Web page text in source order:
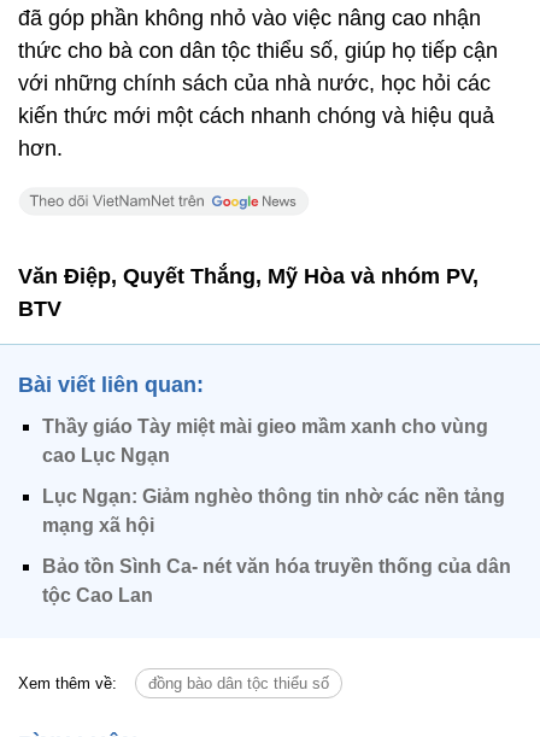
đã góp phần không nhỏ vào việc nâng cao nhận
thức cho bà con dân tộc thiểu số, giúp họ tiếp cận
với những chính sách của nhà nước, học hỏi các
kiến thức mới một cách nhanh chóng và hiệu quả
hơn.
Văn Điệp, Quyết Thắng, Mỹ Hòa và nhóm PV,
BTV
Bài viết liên quan:
Thầy giáo Tày miệt mài gieo mầm xanh cho vùng
cao Lục Ngạn
Lục Ngạn: Giảm nghèo thông tin nhờ các nền tảng
mạng xã hội
Bảo tồn Sình Ca- nét văn hóa truyền thống của dân
tộc Cao Lan
Xem thêm về: đồng bào dân tộc thiểu số